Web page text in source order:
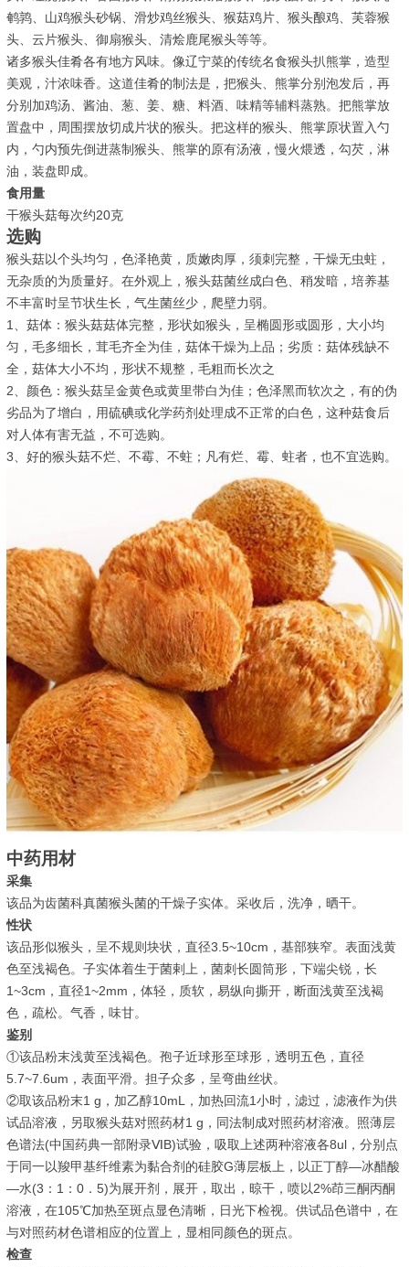
鹌鹑、山鸡猴头砂锅、滑炒鸡丝猴头、猴菇鸡片、猴头酿鸡、芙蓉猴
头、云片猴头、御扇猴头、清烩鹿尾猴头等等。
诸多猴头佳肴各有地方风味。像辽宁菜的传统名食猴头扒熊掌，造型
美观，汁浓味香。这道佳肴的制法是，把猴头、熊掌分别泡发后，再
分别加鸡汤、酱油、葱、姜、糖、料酒、味精等辅料蒸熟。把熊掌放
置盘中，周围摆放切成片状的猴头。把这样的猴头、熊掌原状置入勺
内，勺内预先倒进蒸制猴头、熊掌的原有汤液，慢火煨透，勾芡，淋
油，装盘即成。
食用量
干猴头菇每次约20克
选购
猴头菇以个头均匀，色泽艳黄，质嫩肉厚，须刺完整，干燥无虫蛀，
无杂质的为质量好。在外观上，猴头菇菌丝成白色、稍发暗，培养基
不丰富时呈节状生长，气生菌丝少，爬壁力弱。
1、菇体：猴头菇菇体完整，形状如猴头，呈椭圆形或圆形，大小均
匀，毛多细长，茸毛齐全为佳，菇体干燥为上品；劣质：菇体残缺不
全，菇体大小不均，形状不规整，毛粗而长次之
2、颜色：猴头菇呈金黄色或黄里带白为佳；色泽黑而软次之，有的伪
劣品为了增白，用硫碘或化学药剂处理成不正常的白色，这种菇食后
对人体有害无益，不可选购。
3、好的猴头菇不烂、不霉、不蛀；凡有烂、霉、蛀者，也不宜选购。
中药用材
采集
该品为齿菌科真菌猴头菌的干燥子实体。采收后，洗净，晒干。
性状
该品形似猴头，呈不规则块状，直径3.5~10cm，基部狭窄。表面浅黄
色至浅褐色。子实体着生于菌剌上，菌刺长圆筒形，下端尖锐，长
1~3cm，直径1~2mm，体轻，质软，易纵向撕开，断面浅黄至浅褐
色，疏松。气香，味甘。
鉴别
①该品粉末浅黄至浅褐色。孢子近球形至球形，透明五色，直径
5.7~7.6um，表面平滑。担子众多，呈弯曲丝状。
②取该品粉末1 g，加乙醇10mL，加热回流1小时，滤过，滤液作为供
试品溶液，另取猴头菇对照药材1 g，同法制成对照药材溶液。照薄层
色谱法(中国药典一部附录ⅥB)试验，吸取上述两种溶液各8ul，分别点
于同一以羧甲基纤维素为黏合剂的硅胶G薄层板上，以正丁醇—冰醋酸
—水(3：1：0．5)为展开剂，展开，取出，晾干，喷以2%茚三酮丙酮
溶液，在105℃加热至斑点显色清晰，日光下检视。供试品色谱中，在
与对照药材色谱相应的位置上，显相同颜色的斑点。
检查